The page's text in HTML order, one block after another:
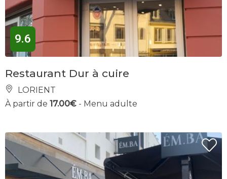
9.6
Restaurant Dur à cuire
LORIENT
À partir de 17.00€ - Menu adulte